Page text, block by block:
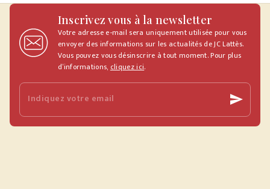
Inscrivez vous à la newsletter
Votre adresse e-mail sera uniquement utilisée pour vous
envoyer des informations sur les actualités de JC Lattès.
Vous pouvez vous désinscrire à tout moment. Pour plus
d’informations, cliquez ici.
Indiquez votre email send